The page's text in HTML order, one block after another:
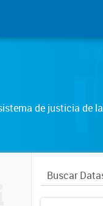
de justicia de la